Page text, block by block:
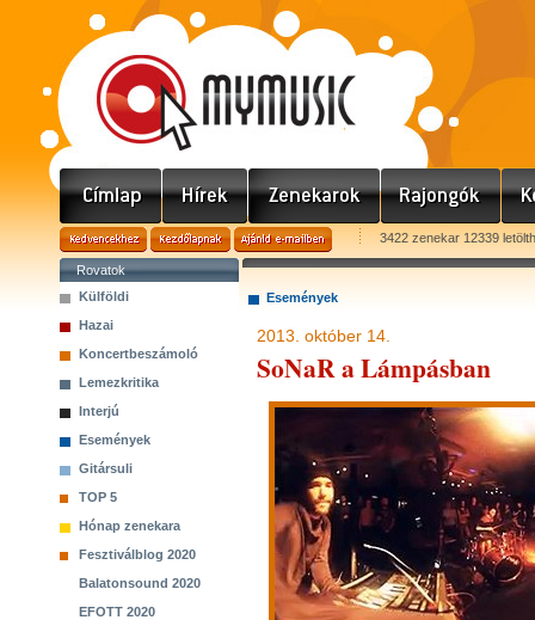
3422 zenekar 12339
Rovatok
Külföldi
Hazai
Koncertbeszámoló
Lemezkritika
Interjú
Események
Gitársuli
TOP 5
Hónap zenekara
Fesztiválblog 2020
Balatonsound 2020
EFOTT 2020
Események
2013. október 14.
SoNaR a Lámpásban